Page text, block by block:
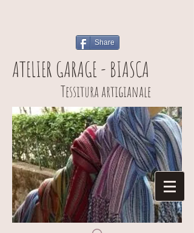
Share
ATELIER GARAGE - BIASCA
Tessitura artigianale